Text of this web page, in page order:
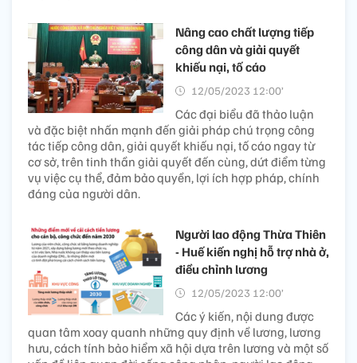
Nâng cao chất lượng tiếp
công dân và giải quyết
khiếu nại, tố cáo
12/05/2023 12:00’
Các đại biểu đã thảo luận
và đặc biệt nhấn mạnh đến giải pháp chú trọng công
tác tiếp công dân, giải quyết khiếu nại, tố cáo ngay từ
cơ sở, trên tinh thần giải quyết đến cùng, dứt điểm từng
vụ việc cụ thể, đảm bảo quyền, lợi ích hợp pháp, chính
đáng của người dân.
Người lao động Thừa Thiên
- Huế kiến nghị hỗ trợ nhà ở,
điều chỉnh lương
12/05/2023 12:00’
Các ý kiến, nội dung được
quan tâm xoay quanh những quy định về lương, lương
hưu, cách tính bảo hiểm xã hội dựa trên lương và một số